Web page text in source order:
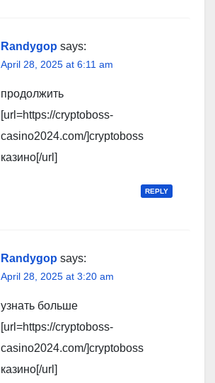
Randygop says:
April 28, 2025 at 6:11 am
продолжить
[url=https://cryptoboss-
casino2024.com/]cryptoboss
казино[/url]
REPLY
Randygop says:
April 28, 2025 at 3:20 am
узнать больше
[url=https://cryptoboss-
casino2024.com/]cryptoboss
казино[/url]